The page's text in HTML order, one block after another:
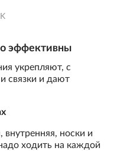
эффективны
укрепляют, с
связки и дают
носки и
ходить на каждой